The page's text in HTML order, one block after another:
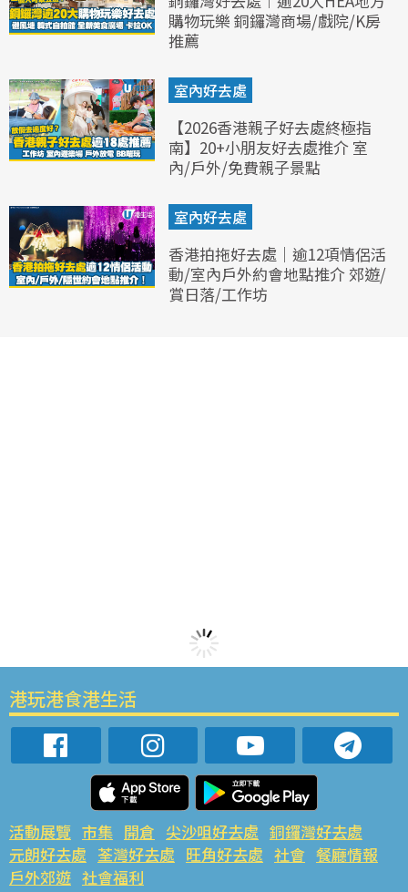
購物玩樂 銅鑼灣商場/戲院/K房
推薦
室內好去處
【2026香港親子好去處終極指
南】20+小朋友好去處推介 室
內/戶外/免費親子景點
室內好去處
香港拍拖好去處｜逾12項情侶活
動/室內戶外約會地點推介 郊遊/
賞日落/工作坊
港玩港食港生活
活動展覽 市集 開倉 尖沙咀好去處 銅鑼灣好去處
元朗好去處 荃灣好去處 旺角好去處 社會 餐廳情報
戶外郊遊 社會福利